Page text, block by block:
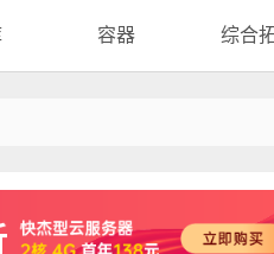
容器 综合